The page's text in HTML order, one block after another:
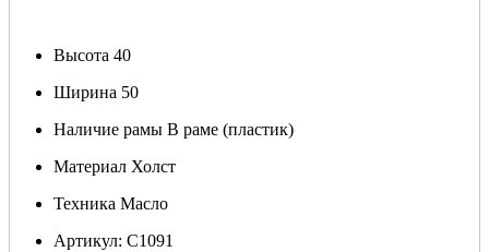
Высота 40
Ширина 50
Наличие рамы В раме (пластик)
Материал Холст
Техника Масло
Артикул: С1091